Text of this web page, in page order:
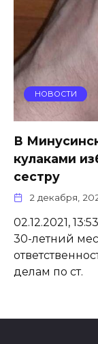
НОВОСТИ
В
кулаками
сестру
2 декабря,
02.12.2021,
30-летний
делам по ст.